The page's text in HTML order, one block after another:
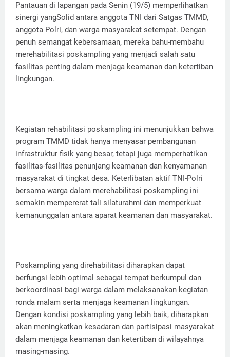
Pantauan di lapangan pada Senin (19/5) memperlihatkan
sinergi yangSolid antara anggota TNI dari Satgas TMMD,
anggota Polri, dan warga masyarakat setempat. Dengan
penuh semangat kebersamaan, mereka bahu-membahu
merehabilitasi poskampling yang menjadi salah satu
fasilitas penting dalam menjaga keamanan dan ketertiban
lingkungan.
Kegiatan rehabilitasi poskampling ini menunjukkan bahwa
program TMMD tidak hanya menyasar pembangunan
infrastruktur fisik yang besar, tetapi juga memperhatikan
fasilitas-fasilitas penunjang keamanan dan kenyamanan
masyarakat di tingkat desa. Keterlibatan aktif TNI-Polri
bersama warga dalam merehabilitasi poskampling ini
semakin mempererat tali silaturahmi dan memperkuat
kemanunggalan antara aparat keamanan dan masyarakat.
Poskampling yang direhabilitasi diharapkan dapat
berfungsi lebih optimal sebagai tempat berkumpul dan
berkoordinasi bagi warga dalam melaksanakan kegiatan
ronda malam serta menjaga keamanan lingkungan.
Dengan kondisi poskampling yang lebih baik, diharapkan
akan meningkatkan kesadaran dan partisipasi masyarakat
dalam menjaga keamanan dan ketertiban di wilayahnya
masing-masing.